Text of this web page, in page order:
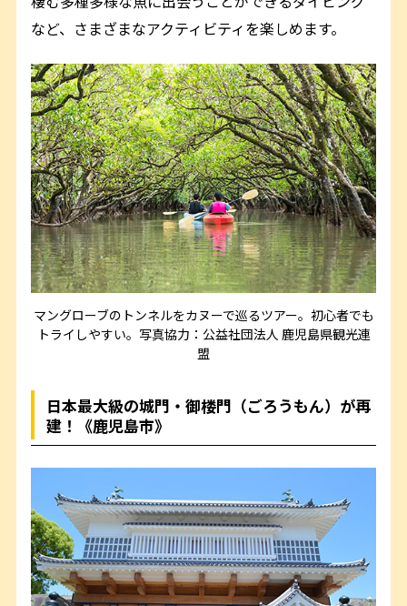
など、さまざまなアクティビティを楽しめます。
マングローブのトンネルをカヌーで巡るツアー。初心者でも
トライしやすい。写真協力：公益社団法人 鹿児島県観光連
盟
日本最大級の城門・御楼門（ごろうもん）が再
建！《鹿児島市》